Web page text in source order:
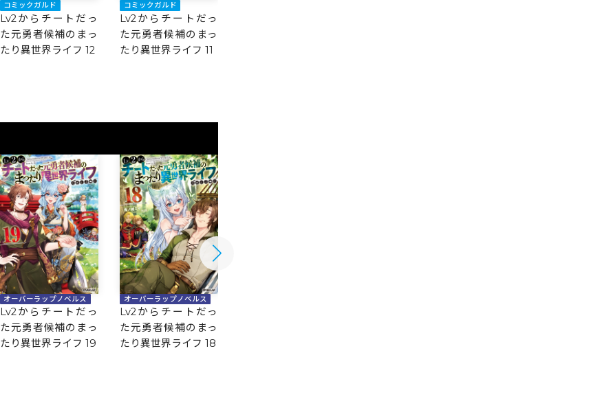
コミックガルド
Lv2からチートだっ
た元勇者候補のまっ
たり異世界ライフ 12
コミックガルド
Lv2からチートだっ
た元勇者候補のまっ
たり異世界ライフ 11
オーバーラップノベルス
Lv2からチートだっ
た元勇者候補のまっ
たり異世界ライフ 19
オーバーラップノベルス
Lv2からチートだっ
た元勇者候補のまっ
たり異世界ライフ 18